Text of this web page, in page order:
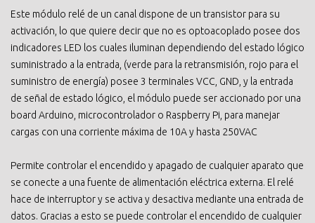
Este módulo relé de un canal dispone de un transistor para su
activación, lo que quiere decir que no es optoacoplado posee dos
indicadores LED los cuales iluminan dependiendo del estado lógico
suministrado a la entrada, (verde para la retransmisión, rojo para el
suministro de energía) posee 3 terminales VCC, GND, y la entrada
de señal de estado lógico, el módulo puede ser accionado por una
board Arduino, microcontrolador o Raspberry Pi, para manejar
cargas con una corriente máxima de 10A y hasta 250VAC
Permite controlar el encendido y apagado de cualquier aparato que
se conecte a una fuente de alimentación eléctrica externa. El relé
hace de interruptor y se activa y desactiva mediante una entrada de
datos. Gracias a esto se puede controlar el encendido de cualquier